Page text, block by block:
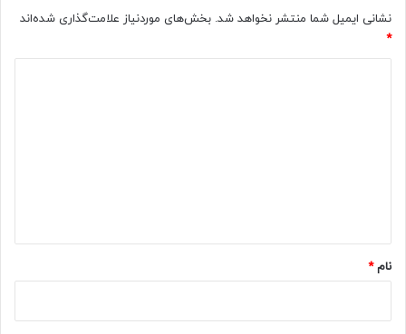
نشانی ایمیل شما منتشر نخواهد شد. بخش‌های موردنیاز علامت‌گذاری شده‌اند
*
نام*